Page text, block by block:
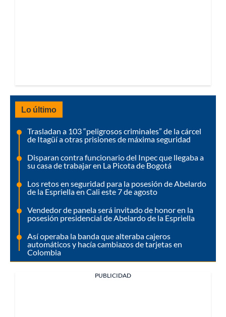
Lo último
Trasladan a 103 “peligrosos criminales” de la cárcel
de Itagüí a otras prisiones de máxima seguridad
Disparan contra funcionario del Inpec que llegaba a
su casa de trabajar en La Picota de Bogotá
Los retos en seguridad para la posesión de Abelardo
de la Espriella en Cali este 7 de agosto
Vendedor de panela será invitado de honor en la
posesión presidencial de Abelardo de la Espriella
Así operaba la banda que alteraba cajeros
automáticos y hacía cambiazos de tarjetas en
Colombia
PUBLICIDAD